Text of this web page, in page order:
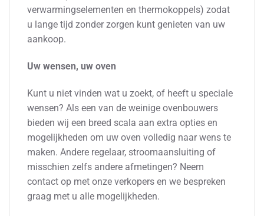
verwarmingselementen en thermokoppels) zodat
u lange tijd zonder zorgen kunt genieten van uw
aankoop.
Uw wensen, uw oven
Kunt u niet vinden wat u zoekt, of heeft u speciale
wensen? Als een van de weinige ovenbouwers
bieden wij een breed scala aan extra opties en
mogelijkheden om uw oven volledig naar wens te
maken. Andere regelaar, stroomaansluiting of
misschien zelfs andere afmetingen? Neem
contact op met onze verkopers en we bespreken
graag met u alle mogelijkheden.